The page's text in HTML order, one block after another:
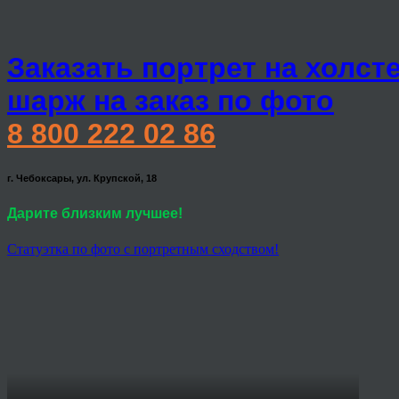
Заказать портрет на
шарж на заказ по фото
8 800 222 02 86
г. Чебоксары, ул. Крупской, 18
Дарите близким лучшее!
Статуэтка по фото с портретным сходством!